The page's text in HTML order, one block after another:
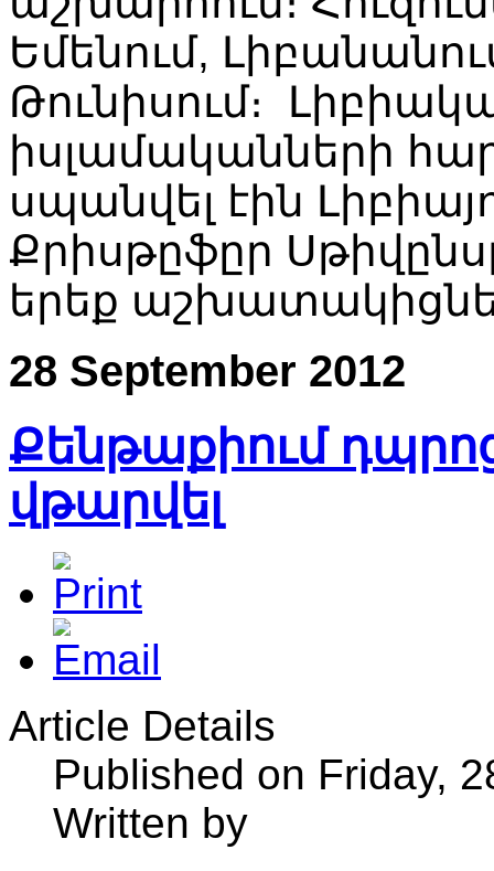
Եմենում,
Թունիսում։
իսլամականների
սպանվել էին
Քրիսթըֆըր
երեք
28 September 2012
Քենթաքիում
վթարվել
Article Details
Published on Friday,
Written by